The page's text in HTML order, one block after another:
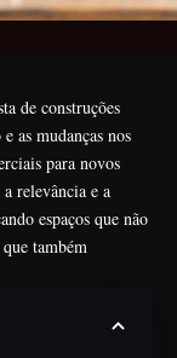
de construções
as mudanças nos
para novos
relevância e a
espaços que não
também